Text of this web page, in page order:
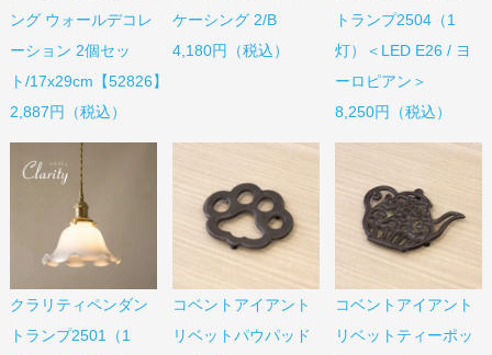
ング ウォールデコレ
ーション 2個セッ
ト/17x29cm【52826】
2,887円（税込）
ケーシング 2/B
4,180円（税込）
トランプ2504（1
灯）＜LED E26 / ヨ
ーロピアン＞
8,250円（税込）
クラリティペンダン
トランプ2501（1
コベントアイアント
リベットパウパッド
コベントアイアント
リベットティーポッ